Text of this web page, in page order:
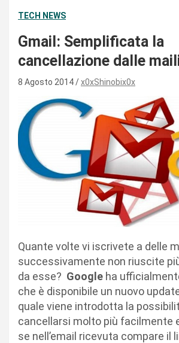
TECH NEWS
Gmail: Semplificata la
cancellazione dalle
8 Agosto 2014 x0xShinobix0x
Quante volte vi iscrivete a delle
successivamente non riuscite
da esse? Google ha
che è disponibile un nuovo
quale viene introdotta la
cancellarsi molto più facilmente
se nell’email ricevuta compare il